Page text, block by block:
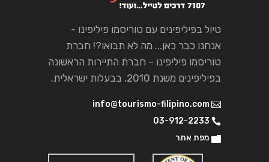
טיול בפיליפינים עם טוריסמו פיליפינו -
אנחנו כבר כאן... מה לא תבואו?! חברת
טוריסמו פיליפינו – חברת התיירות הראשונה
בפיליפינים משנת 2010, בבעלות ישראלית.
info@tourismo-filipino.com
03-912-2233
מפת אתר